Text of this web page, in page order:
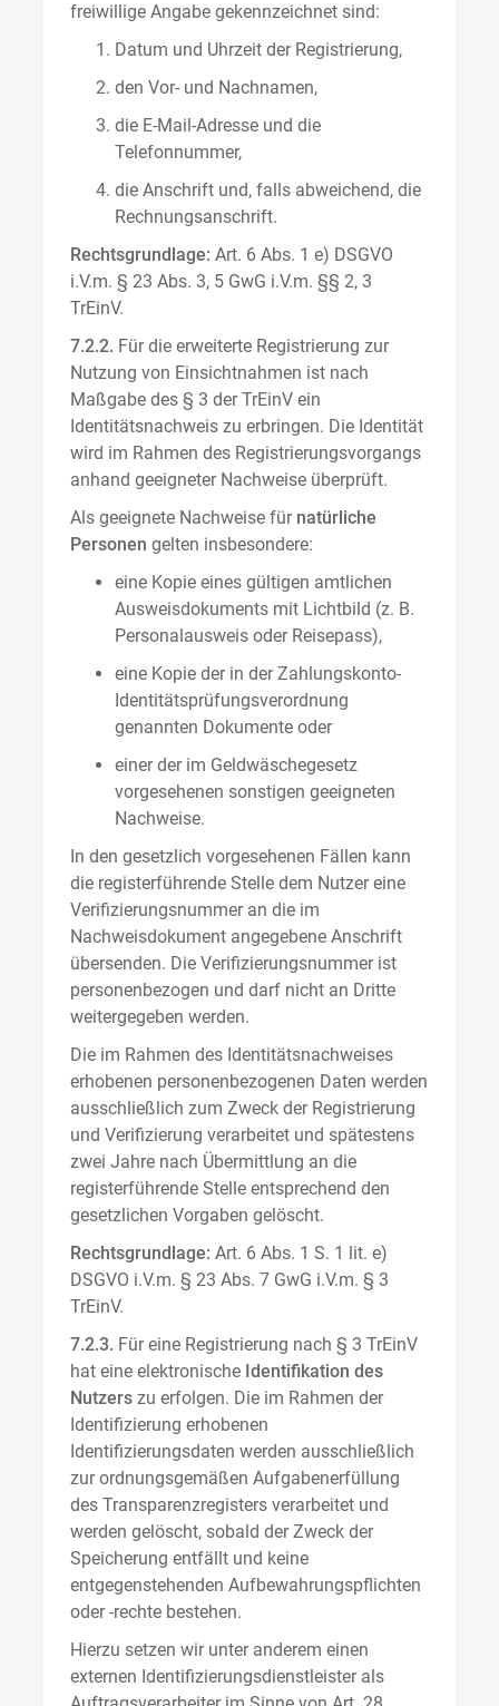
freiwillige Angabe gekennzeichnet sind:
Datum und Uhrzeit der Registrierung,
den Vor- und Nachnamen,
die E-Mail-Adresse und die
Telefonnummer,
die Anschrift und, falls abweichend, die
Rechnungsanschrift.
Rechtsgrundlage: Art. 6 Abs. 1 e) DSGVO
i.V.m. § 23 Abs. 3, 5 GwG i.V.m. §§ 2, 3
TrEinV.
7.2.2. Für die erweiterte Registrierung zur
Nutzung von Einsichtnahmen ist nach
Maßgabe des § 3 der TrEinV ein
Identitätsnachweis zu erbringen. Die Identität
wird im Rahmen des Registrierungsvorgangs
anhand geeigneter Nachweise überprüft.
Als geeignete Nachweise für natürliche
Personen gelten insbesondere:
eine Kopie eines gültigen amtlichen
Ausweisdokuments mit Lichtbild (z. B.
Personalausweis oder Reisepass),
eine Kopie der in der Zahlungskonto-
Identitätsprüfungsverordnung
genannten Dokumente oder
einer der im Geldwäschegesetz
vorgesehenen sonstigen geeigneten
Nachweise.
In den gesetzlich vorgesehenen Fällen kann
die registerführende Stelle dem Nutzer eine
Verifizierungsnummer an die im
Nachweisdokument angegebene Anschrift
übersenden. Die Verifizierungsnummer ist
personenbezogen und darf nicht an Dritte
weitergegeben werden.
Die im Rahmen des Identitätsnachweises
erhobenen personenbezogenen Daten werden
ausschließlich zum Zweck der Registrierung
und Verifizierung verarbeitet und spätestens
zwei Jahre nach Übermittlung an die
registerführende Stelle entsprechend den
gesetzlichen Vorgaben gelöscht.
Rechtsgrundlage: Art. 6 Abs. 1 S. 1 lit. e)
DSGVO i.V.m. § 23 Abs. 7 GwG i.V.m. § 3
TrEinV.
7.2.3. Für eine Registrierung nach § 3 TrEinV
hat eine elektronische Identifikation des
Nutzers zu erfolgen. Die im Rahmen der
Identifizierung erhobenen
Identifizierungsdaten werden ausschließlich
zur ordnungsgemäßen Aufgabenerfüllung
des Transparenzregisters verarbeitet und
werden gelöscht, sobald der Zweck der
Speicherung entfällt und keine
entgegenstehenden Aufbewahrungspflichten
oder -rechte bestehen.
Hierzu setzen wir unter anderem einen
externen Identifizierungsdienstleister als